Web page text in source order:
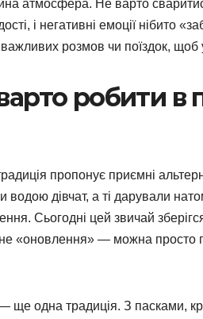
атмосфера. Не варто
і негативні емоції нібито
розмов чи поїздок, щоб
робити в
пропонує приємні
водою дівчат, а ті дарували
Сьогодні цей звичай
«оновлення» — можна просто
— ще одна традиція. З пасками,